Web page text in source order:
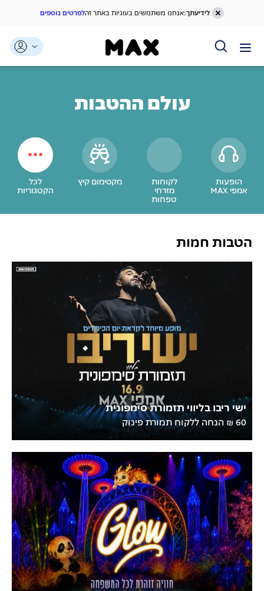
דלג אל תפריט ניווט
דלג אל תוכן ראשי
דלג אל תחתית העמוד
לידיעתך:אנחנו משתמשים בעוגיות באתר זהלפרטים נוספים
עולם ההטבות
הופעות
אמפי MAX
לקוחות
מזרחי
טפחות
מקסימום קיץ לכל
הקטגוריות
הטבות חמות
ישי ריבו בליווי תזמורת סימפונית
60 ₪ הנחה ללקוח תמורת פינוק